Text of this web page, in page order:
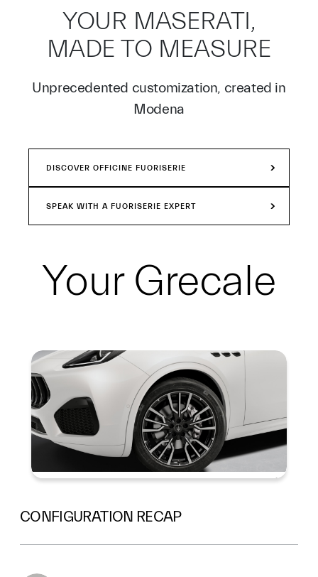
YOUR MASERATI,
MADE TO MEASURE
Unprecedented customization, created in
Modena
DISCOVER OFFICINE FUORISERIE
SPEAK WITH A FUORISERIE EXPERT
Your Grecale
Summary
CONFIGURATION RECAP